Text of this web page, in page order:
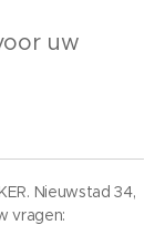
uw
Nieuwstad 34,
vragen: